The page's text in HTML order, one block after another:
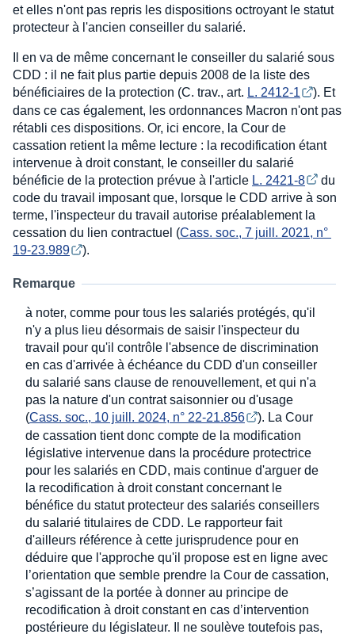
et elles n'ont pas repris les dispositions octroyant le statut
protecteur à l'ancien conseiller du salarié.
Il en va de même concernant le conseiller du salarié sous
CDD : il ne fait plus partie depuis 2008 de la liste des
bénéficiaires de la protection (C. trav., art. L. 2412-1
). Et
dans ce cas également, les ordonnances Macron n'ont pas
rétabli ces dispositions. Or, ici encore, la Cour de
cassation retient la même lecture : la recodification étant
intervenue à droit constant, le conseiller du salarié
bénéficie de la protection prévue à l'article L. 2421-8
du
code du travail imposant que, lorsque le CDD arrive à son
terme, l'inspecteur du travail autorise préalablement la
cessation du lien contractuel (Cass. soc., 7 juill. 2021, n°
19-23.989
).
Remarque
à noter, comme pour tous les salariés protégés, qu'il
n'y a plus lieu désormais de saisir l'inspecteur du
travail pour qu'il contrôle l'absence de discrimination
en cas d'arrivée à échéance du CDD d'un conseiller
du salarié sans clause de renouvellement, et qui n'a
pas la nature d'un contrat saisonnier ou d'usage
(Cass. soc., 10 juill. 2024, n° 22-21.856
). La Cour
de cassation tient donc compte de la modification
législative intervenue dans la procédure protectrice
pour les salariés en CDD, mais continue d'arguer de
la recodification à droit constant concernant le
bénéfice du statut protecteur des salariés conseillers
du salarié titulaires de CDD. Le rapporteur fait
d'ailleurs référence à cette jurisprudence pour en
déduire que l'approche qu'il propose est en ligne avec
l’orientation que semble prendre la Cour de cassation,
s’agissant de la portée à donner au principe de
recodification à droit constant en cas d’intervention
postérieure du législateur. Il ne soulève toutefois pas,